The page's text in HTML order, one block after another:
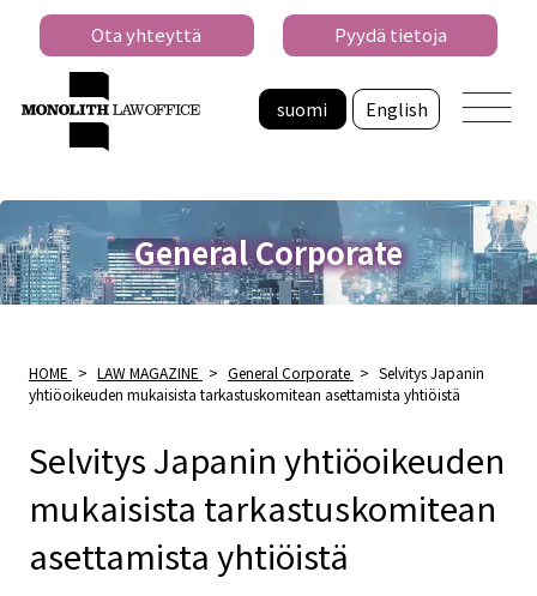
suomi English
Ota yhteyttä Pyydä tietoja
General Corporate
HOME > LAW MAGAZINE > General Corporate > Selvitys Japanin
yhtiöoikeuden mukaisista tarkastuskomitean asettamista yhtiöistä
Selvitys Japanin yhtiöoikeuden
mukaisista tarkastuskomitean
asettamista yhtiöistä